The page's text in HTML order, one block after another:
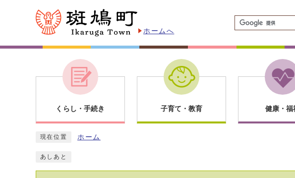
ホームへ
くらし・手続き 子育て・教育 健康・福
現在位置 ホーム
あしあと